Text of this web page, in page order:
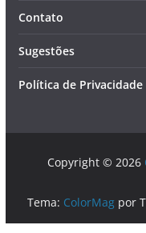
Contato
Sugestões
Política de Privacidade
Copyright © 2026
Tema: ColorMagpor